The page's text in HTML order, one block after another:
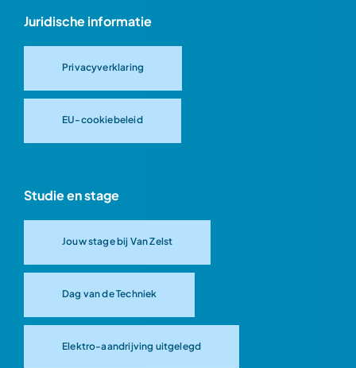
Juridische informatie
Privacyverklaring
EU-cookiebeleid
Studie en stage
Jouw stage bij Van Zelst
Dag van de Techniek
Elektro-aandrijving uitgelegd